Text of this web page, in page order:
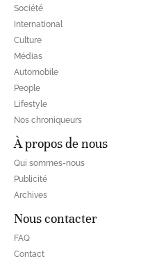
Société
International
Culture
Médias
Automobile
People
Lifestyle
Nos chroniqueurs
À propos de nous
Qui sommes-nous
Publicité
Archives
Nous contacter
FAQ
Contact